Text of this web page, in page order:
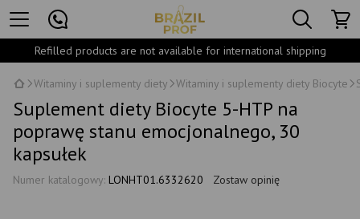
Refilled products are not available for international shipping
Witaminy i suplementy diety Witaminy i suplementy diety Biocyte
Suplement diety Biocyte 5-HTP na
poprawę stanu emocjonalnego, 30
kapsułek
Numer katalogowy: LONHT01.6332620 Zostaw opinię